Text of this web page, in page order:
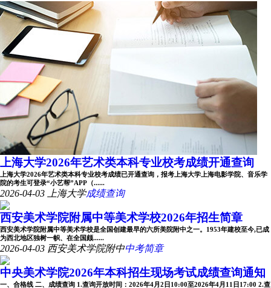
上海大学2026年艺术类本科专业校考成绩开通查询
上海大学2026年艺术类本科专业校考成绩已开通查询，报考上海大学上海电影学院、音乐学
院的考生可登录“小艺帮”APP（......
2026-04-03 上海大学成绩查询
西安美术学院附属中等美术学校2026年招生简章
西安美术学院附属中等美术学校是全国创建最早的六所美院附中之一。1953年建校至今,已成
为西北地区独树一帜、在全国颇......
2026-04-03 西安美术学院附中中考简章
中央美术学院2026年本科招生现场考试成绩查询通知
一、合格线 二、成绩查询 1.查询开放时间：2026年4月2日10:00至2026年4月11日17:00 2.查